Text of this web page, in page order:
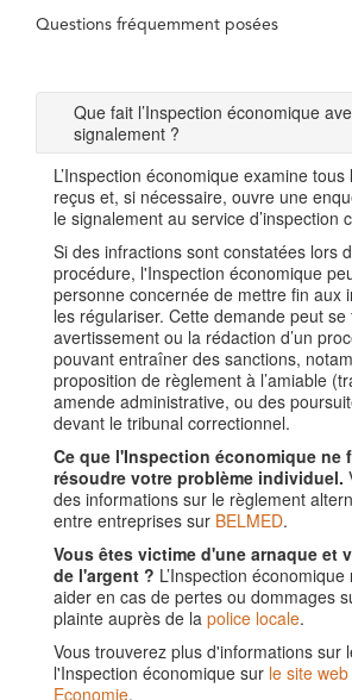
Questions fréquemment posées
Que fait l’Inspection économique
signalement ?
L’Inspection économique examine
reçus et, si nécessaire, ouvre une
le signalement au service d’inspection
Si des infractions sont constatées lors
procédure, l'Inspection économique
personne concernée de mettre fin aux
les régulariser. Cette demande peut se
avertissement ou la rédaction d’un
pouvant entraîner des sanctions,
proposition de règlement à l’amiable
amende administrative, ou des
devant le tribunal correctionnel.
Ce que l'Inspection économique ne
résoudre votre problème individuel.
des informations sur le règlement
entre entreprises sur BELMED.
Vous êtes victime d'une arnaque et
de l'argent ? L’Inspection
aider en cas de pertes ou dommages
plainte auprès de la police locale.
Vous trouverez plus d'informations sur
l'Inspection économique sur le site
Economie.